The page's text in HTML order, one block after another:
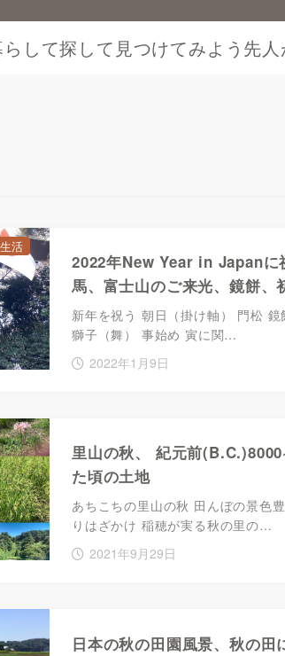
して探して見つけてみよう先
2022年New Year in Japanに
馬、富士山のご来光、鏡餅、
新年を祝う 朝日（掛け軸） 門松
獅子（舞） 事始め 寅に関…
2022年1月9日
生活
里山の秋、 紀元前
た頃の土地
あちこちの里山の秋 田んぼの景色
りはざかけ 稲穂が実る秋の里の…
2021年9月29日
日本の秋の田園風景、秋の田